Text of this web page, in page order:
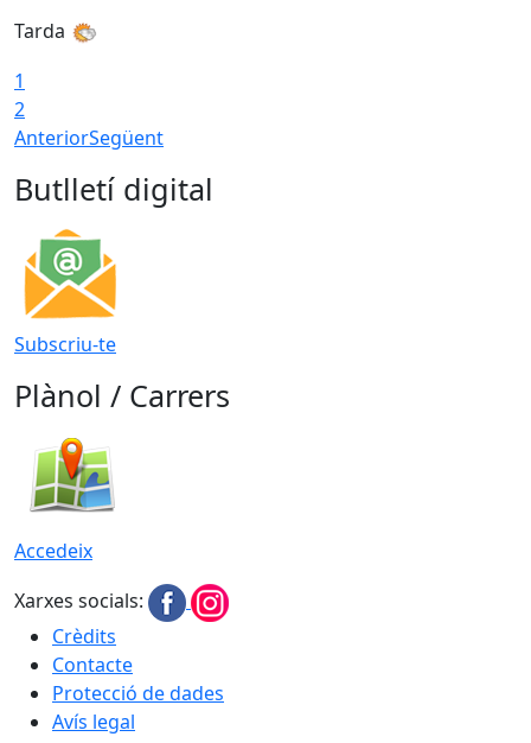
Tarda
1
2
AnteriorSegüent
Butlletí digital
Subscriu-te
Plànol / Carrers
Accedeix
Xarxes socials:
Crèdits
Contacte
Protecció de dades
Avís legal